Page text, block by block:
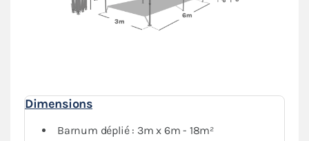
380gr/m² est renforcée au niveau des angles et des
complètement étanche
Dimensions
Barnum déplié : 3m x 6m - 18m²